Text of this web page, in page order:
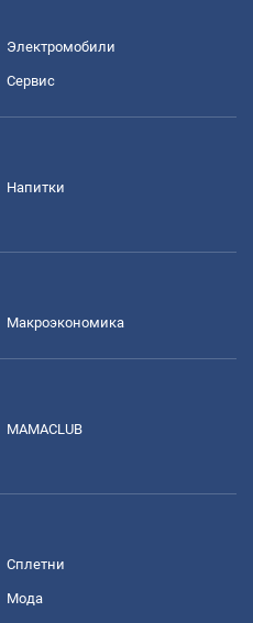
Электромобили
Сервис
Напитки
Mакроэкономика
MAMACLUB
Сплетни
Мода